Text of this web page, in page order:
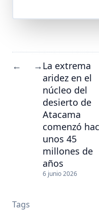
← →La extrema
aridez en el
núcleo del
desierto de
Atacama
comenzó
unos 45
millones de
años
6 junio 2026
Tags